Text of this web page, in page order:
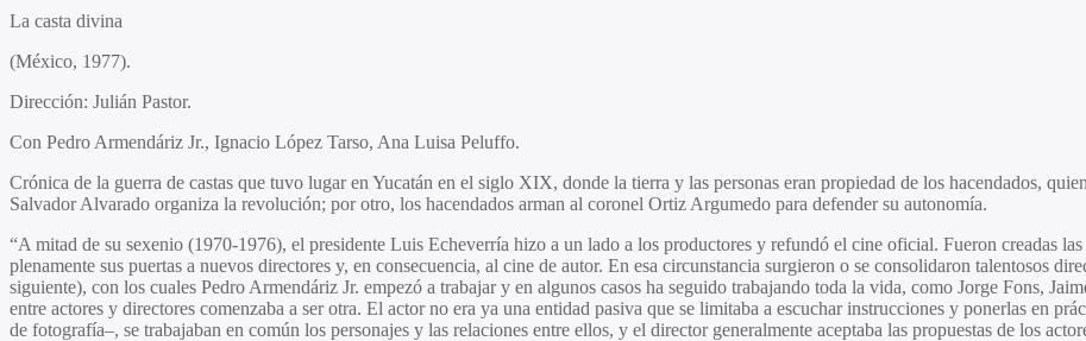
La casta divina
(México, 1977).
Dirección: Julián Pastor.
Con Pedro Armendáriz Jr., Ignacio López Tarso, Ana Luisa Peluffo.
Crónica de la guerra de castas que tuvo lugar en Yucatán en el siglo XIX, donde la tierra y las personas eran propiedad de los hacendados,
Salvador Alvarado organiza la revolución; por otro, los hacendados arman al coronel Ortiz Argumedo para defender su autonomía.
“A mitad de su sexenio (1970-1976), el presidente Luis Echeverría hizo a un lado a los productores y refundó el cine oficial. Fueron creadas
plenamente sus puertas a nuevos directores y, en consecuencia, al cine de autor. En esa circunstancia surgieron o se consolidaron talentosos
siguiente), con los cuales Pedro Armendáriz Jr. empezó a trabajar y en algunos casos ha seguido trabajando toda la vida, como Jorge Fons,
entre actores y directores comenzaba a ser otra. El actor no era ya una entidad pasiva que se limitaba a escuchar instrucciones y ponerlas en
de fotografía–, se trabajaban en común los personajes y las relaciones entre ellos, y el director generalmente aceptaba las propuestas de los